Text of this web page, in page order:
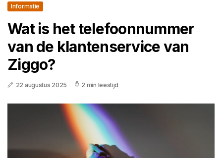
Informatie
Wat is het telefoonnummer
van de klantenservice van
Ziggo?
22 augustus 2025 2 min leestijd